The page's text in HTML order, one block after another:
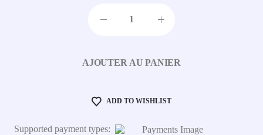
AJOUTER AU PANIER
ADD TO WISHLIST
Supported payment types: